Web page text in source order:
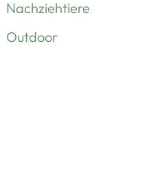
Nachziehtiere
Outdoor